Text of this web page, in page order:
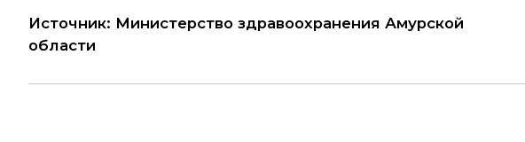
Источник: Министерство здравоохранения Амурской
области